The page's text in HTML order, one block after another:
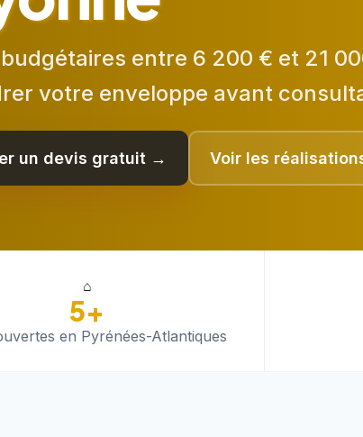
entre 6 200 € et 21
votre enveloppe avant
un devis gratuit → Voir les
⌂
5+
en Pyrénées-Atlantiques